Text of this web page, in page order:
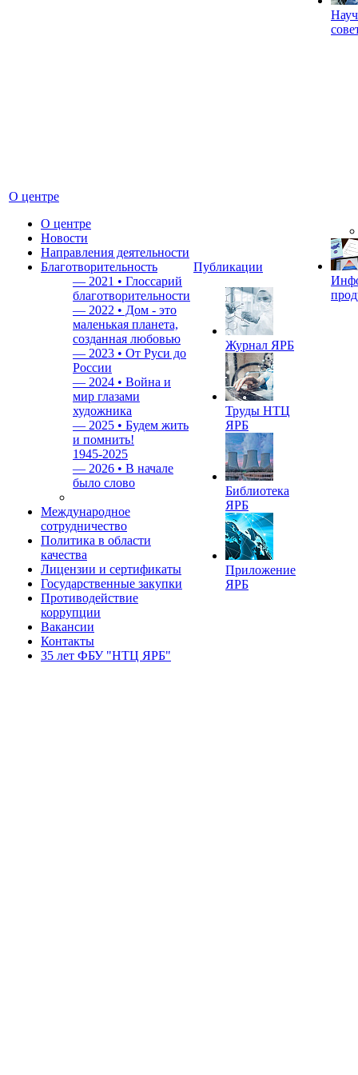
О центре
О центре
Новости
Направления деятельности
Благотворительность
— 2021 • Глоссарий
благотворительности
— 2022 • Дом - это
маленькая планета,
созданная любовью
— 2023 • От Руси до
России
— 2024 • Война и
мир глазами
художника
— 2025 • Будем жить
и помнить!
1945-2025
— 2026 • В начале
было слово
Международное
сотрудничество
Политика в области
качества
Лицензии и сертификаты
Государственные закупки
Противодействие
коррупции
Вакансии
Контакты
35 лет ФБУ "НТЦ ЯРБ"
Публикации
Журнал ЯРБ
Труды НТЦ
ЯРБ
Библиотека
ЯРБ
Приложение
ЯРБ